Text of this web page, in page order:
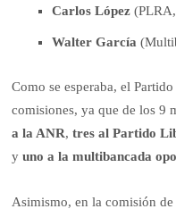
Carlos López
Walter García
Como se esperaba, el
comisiones, ya que de los 9
a la ANR,tres al Partido
yuno a la multibancada
Asimismo, en la comisión